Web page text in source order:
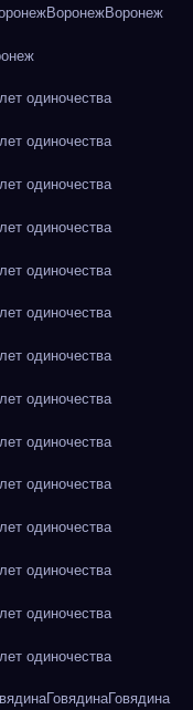
ВоронежВоронеж
одиночества
одиночества
одиночества
одиночества
одиночества
одиночества
одиночества
одиночества
одиночества
одиночества
одиночества
одиночества
одиночества
одиночества
ГовядинаГовядина